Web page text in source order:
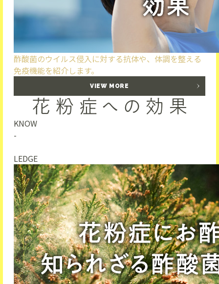
酢酸菌のウイルス侵入に対する抗体や、体調を整える
免疫機能を紹介します。
VIEW MORE
KNOW
-
LEDGE